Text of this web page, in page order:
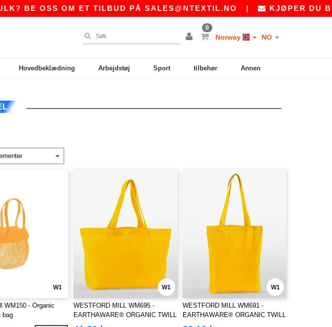
BE OSS OM ET TILBUD PÅSALES@NTEXTIL.NO| KJØPER DU
0
Norway NO
Hovedbeklædning Arbejdstøj Sport tilbehør Annen
W1
WM150 - Organic
bag
W1
WESTFORD MILL WM695 -
EARTHAWARE® ORGANIC TWILL
SHOPPER
W1
WESTFORD MILL WM691 -
EARTHAWARE® ORGANIC TWILL
TOTE